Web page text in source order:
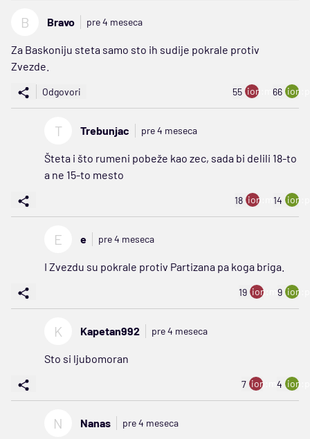
B Bravo pre 4 meseca
Za Baskoniju steta samo sto ih sudije pokrale protiv
Zvezde.
Odgovori 55 ion:minus
66
T Trebunjac pre 4 meseca
Šteta i što rumeni pobeže kao zec, sada bi delili 18-to
a ne 15-to mesto
18 ion:minus
14
E e pre 4 meseca
I Zvezdu su pokrale protiv Partizana pa koga briga.
19 ion:minus
9
K Kapetan992 pre 4 meseca
Sto si ljubomoran
7 ion:minus
4
N Nanas pre 4 meseca